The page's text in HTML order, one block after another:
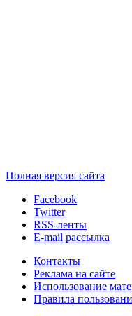
Полная версия сайта
Facebook
Twitter
RSS-ленты
E-mail рассылка
Контакты
Реклама на сайте
Использование
Правила